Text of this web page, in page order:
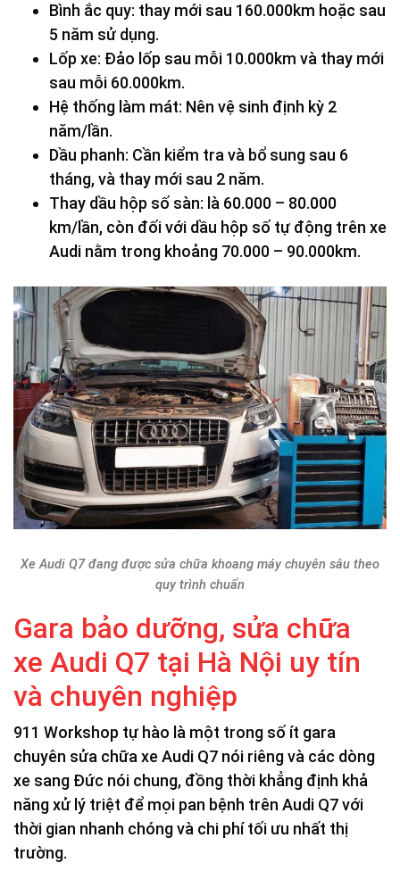
Bình ắc quy: thay mới sau 160.000km hoặc sau
5 năm sử dụng.
Lốp xe: Đảo lốp sau mỗi 10.000km và thay mới
sau mỗi 60.000km.
Hệ thống làm mát: Nên vệ sinh định kỳ 2
năm/lần.
Dầu phanh: Cần kiểm tra và bổ sung sau 6
tháng, và thay mới sau 2 năm.
Thay dầu hộp số sàn: là 60.000 – 80.000
km/lần, còn đối với dầu hộp số tự động trên xe
Audi nằm trong khoảng 70.000 – 90.000km.
Xe Audi Q7 đang được sửa chữa khoang máy chuyên sâu theo
quy trình chuẩn
Gara bảo dưỡng, sửa chữa
xe Audi Q7 tại Hà Nội uy tín
và chuyên nghiệp
911 Workshop tự hào là một trong số ít gara
chuyên sửa chữa xe Audi Q7 nói riêng và các dòng
xe sang Đức nói chung, đồng thời khẳng định khả
năng xử lý triệt để mọi pan bệnh trên Audi Q7 với
thời gian nhanh chóng và chi phí tối ưu nhất thị
trường.